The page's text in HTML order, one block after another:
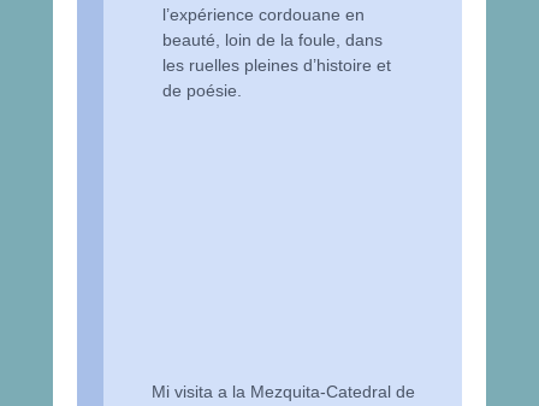
l’expérience cordouane en
beauté, loin de la foule, dans
les ruelles pleines d’histoire et
de poésie.
Mi visita a la Mezquita-Catedral de